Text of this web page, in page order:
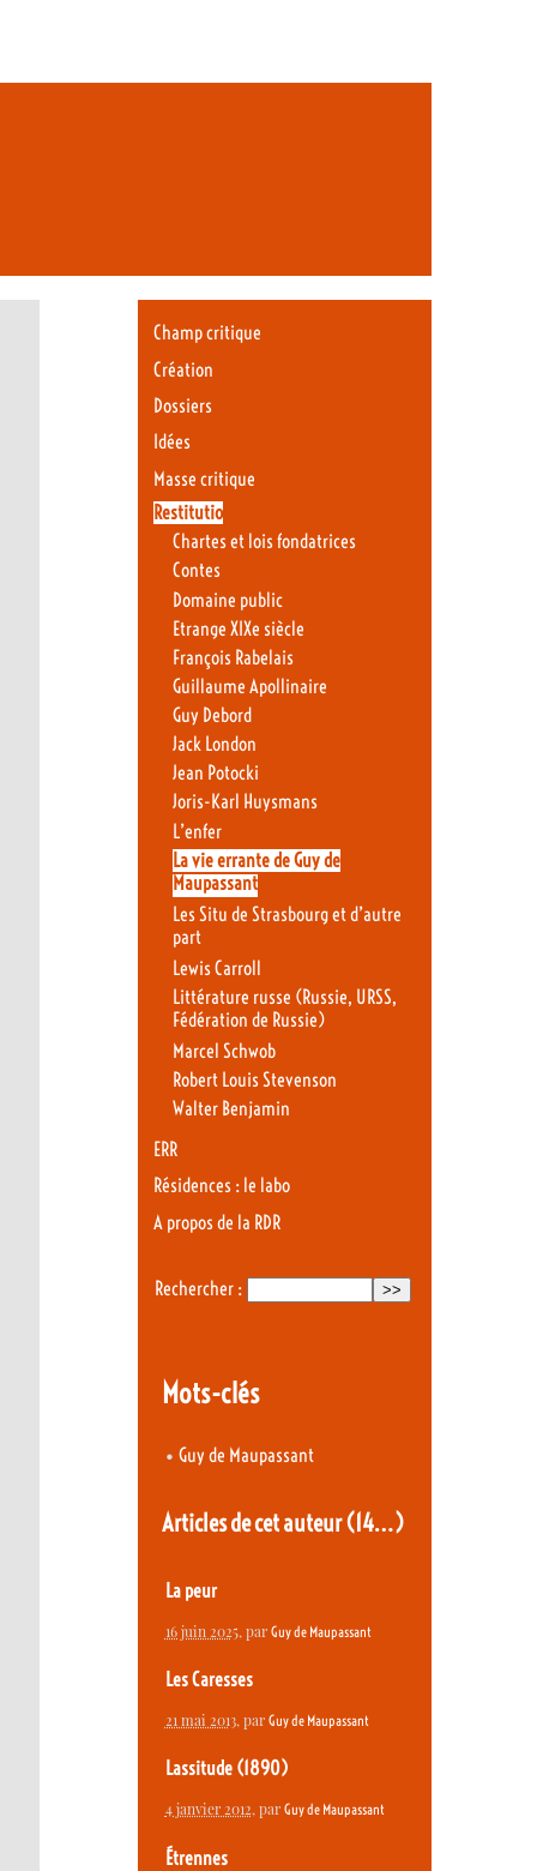
Champ critique
Création
Dossiers
Idées
Masse critique
Restitutio
Chartes et lois fondatrices
Contes
Domaine public
Etrange XIXe siècle
François Rabelais
Guillaume Apollinaire
Guy Debord
Jack London
Jean Potocki
Joris-Karl Huysmans
L’enfer
La vie errante de Guy de
Maupassant
Les Situ de Strasbourg et d’autre
part
Lewis Carroll
Littérature russe (Russie, URSS,
Fédération de Russie)
Marcel Schwob
Robert Louis Stevenson
Walter Benjamin
ERR
Résidences : le labo
A propos de la RDR
Rechercher :
Mots-clés
• Guy de Maupassant
Articles de cet auteur(14…)
La peur
16 juin 2025, par Guy de Maupassant
Les Caresses
21 mai 2013, par Guy de Maupassant
Lassitude (1890)
4 janvier 2012, par Guy de Maupassant
Étrennes